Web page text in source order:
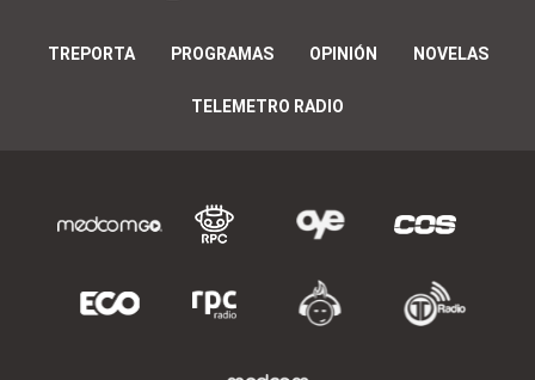
TREPORTA PROGRAMAS OPINIÓN NOVELAS
TELEMETRO RADIO